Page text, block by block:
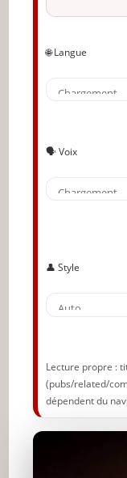
🌐 Langue
🗣️ Voix
👤 Style
Lecture propre :
(pubs/related/
dépendent du